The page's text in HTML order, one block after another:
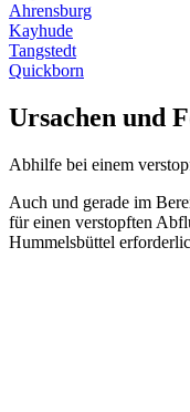
Nicht immer ist dabei
Ergebnis sondern eine
Wassers ist das Problem,
Meist versucht man
hilft wird zu altbekannten
und Backpulver die
aufgrund der
können.